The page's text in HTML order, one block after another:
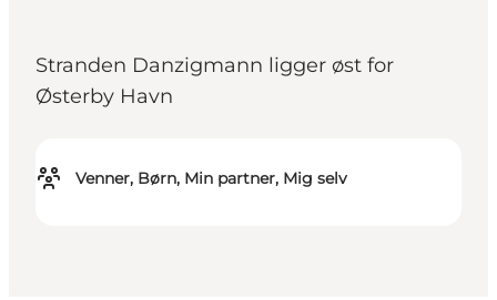
Stranden Danzigmann ligger øst for
Østerby Havn
Venner, Børn, Min partner, Mig selv